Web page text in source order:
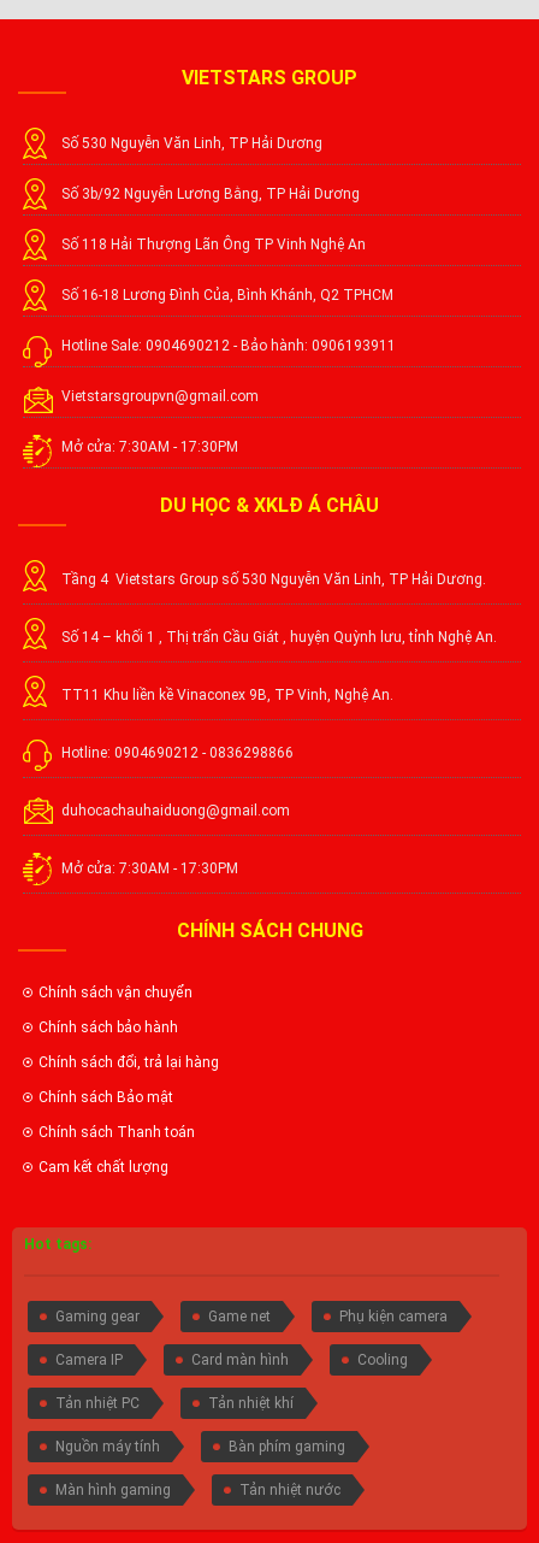
VIETSTARS GROUP
Số 530 Nguyễn Văn Linh, TP Hải Dương
Số 3b/92 Nguyễn Lương Bằng, TP Hải Dương
Số 118 Hải Thượng Lãn Ông TP Vinh Nghệ An
Số 16-18 Lương Đình Của, Bình Khánh, Q2 TPHCM
Hotline Sale: 0904690212 - Bảo hành: 0906193911
Vietstarsgroupvn@gmail.com
Mở cửa: 7:30AM - 17:30PM
DU HỌC & XKLĐ Á CHÂU
Tầng 4 Vietstars Group số 530 Nguyễn Văn Linh, TP Hải Dương.
Số 14 – khối 1 , Thị trấn Cầu Giát , huyện Quỳnh lưu, tỉnh Nghệ An.
TT11 Khu liền kề Vinaconex 9B, TP Vinh, Nghệ An.
Hotline: 0904690212 - 0836298866
duhocachauhaiduong@gmail.com
Mở cửa: 7:30AM - 17:30PM
CHÍNH SÁCH CHUNG
Chính sách vận chuyển
Chính sách bảo hành
Chính sách đổi, trả lại hàng
Chính sách Bảo mật
Chính sách Thanh toán
Cam kết chất lượng
Hot tags:
Gaming gear Game net Phụ kiện camera
Camera IP Card màn hình Cooling
Tản nhiệt PC Tản nhiệt khí
Nguồn máy tính Bàn phím gaming
Màn hình gaming Tản nhiệt nước